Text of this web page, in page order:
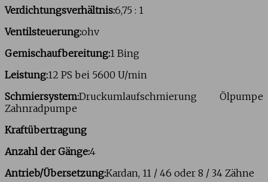
Verdichtungsverhältnis:6,75 : 1
Ventilsteuerung:ohv
Gemischaufbereitung:1 Bing
Leistung:12 PS bei 5600 U/min
Schmiersystem:Druckumlaufschmierung Ölpumpe
Zahnradpumpe
Kraftübertragung
Anzahl der Gänge:4
Antrieb/Übersetzung:Kardan, 11 / 46 oder 8 / 34 Zähne